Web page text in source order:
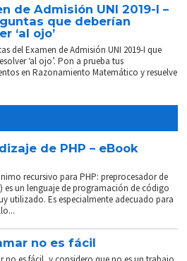
de Admisión UNI 2019-I –
que deberían
‘al ojo’
del Examen de Admisión UNI 2019-I que
‘al ojo’. Pon a prueba tus
en Razonamiento Matemático y resuelve
de PHP – eBook
recursivo para PHP: preprocesador de
es un lenguaje de programación de código
utilizado. Es especialmente adecuado para
no es fácil